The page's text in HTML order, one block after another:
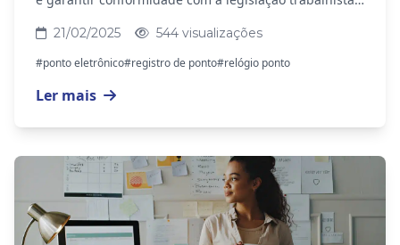
21/02/2025 544 visualizações
#ponto eletrônico#registro de ponto#relógio ponto
Ler mais